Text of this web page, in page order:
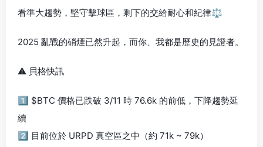
看準大趨勢，堅守擊球區，剩下的交給耐心和紀律⚖️
2025 亂戰的硝煙已然升起，而你、我都是歷史的見證者。
⚠️ 貝格快訊
1️⃣ $BTC 價格已跌破 3/11 時 76.6k 的前低，下降趨勢延
續
2️⃣ 目前位於 URPD 真空區之中（約 71k ~ 79k）